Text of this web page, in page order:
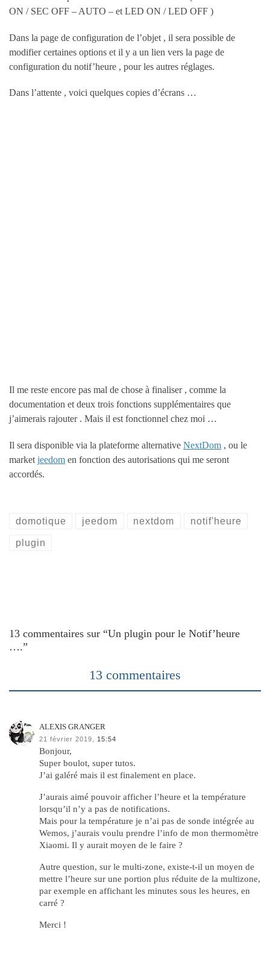
ON / SEC OFF – AUTO – et LED ON / LED OFF )
Dans la page de configuration de l’objet , il sera possible de
modifier certaines options et il y a un lien vers la page de
configuration du notif’heure , pour les autres réglages.
Dans l’attente , voici quelques copies d’écrans …
Il me reste encore pas mal de chose à finaliser , comme la
documentation et deux trois fonctions supplémentaires que
j’aimerais rajouter . Mais il est fonctionnel chez moi …
Il sera disponible via la plateforme alternative NextDom , ou le
market jeedom en fonction des autorisations qui me seront
accordés.
domotique jeedom nextdom notif'heure
plugin
13 commentaires sur “Un plugin pour le Notif’heure
….”
13 commentaires
ALEXIS GRANGER
21 février 2019, 15:54
Bonjour,
Super boulot, super tutos.
J’ai galéré mais il est finalement en place.
J’aurais aimé pouvoir afficher l’heure et la température
lorsqu’il n’y a pas de notifications.
Mais pour la température je n’ai pas de sonde intégrée au
Wemos, j’aurais voulu prendre l’info de mon thermomètre
Xiaomi. Il y aurait moyen de le faire ?
Autre question, sur le multi-zone, existe-t-il un moyen de
mettre l’heure sur une portion plus réduite de la multizone,
par exemple en affichant les minutes sous les heures, en
carré ?
Merci !